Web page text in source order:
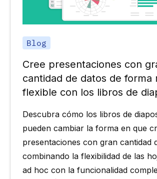
Blog
Cree presentaciones con
cantidad de datos de forma
flexible con los libros de
Descubra cómo los libros de
pueden cambiar la forma en que
presentaciones con gran cantidad
combinando la flexibilidad de las
ad hoc con la funcionalidad